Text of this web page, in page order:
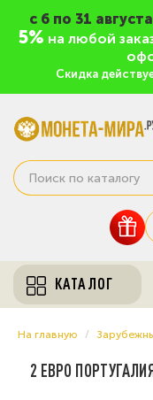
c 6 по 31
5% на любой
Скидка
КАТАЛОГ
На главную
2 ЕВРО